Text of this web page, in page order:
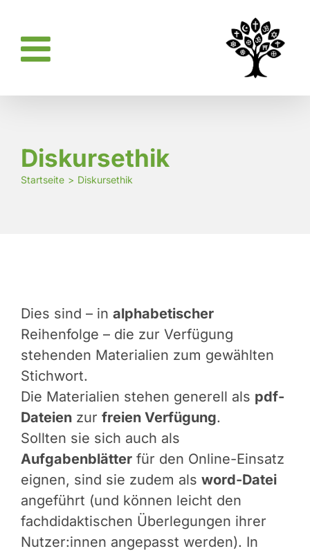
springen
Diskursethik
Startseite Diskursethik
Dies sind – in alphabetischer
Reihenfolge – die zur Verfügung
stehenden Materialien zum gewählten
Stichwort.
Die Materialien stehen generell als pdf-
Dateien zur freien Verfügung.
Sollten sie sich auch als
Aufgabenblätter für den Online-Einsatz
eignen, sind sie zudem als word-Datei
angeführt (und können leicht den
fachdidaktischen Überlegungen ihrer
Nutzer:innen angepasst werden). In